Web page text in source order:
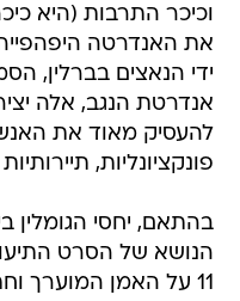
וכיכר התרבות (היא
את האנדרטה
ידי הנאצים בברלין,
אנדרטת הנגב, אלה
להעסיק מאוד את
פונקציונליות,
בהתאם, יחסי הגומלין
הנושא של הסרט
11 על האמן המוערך